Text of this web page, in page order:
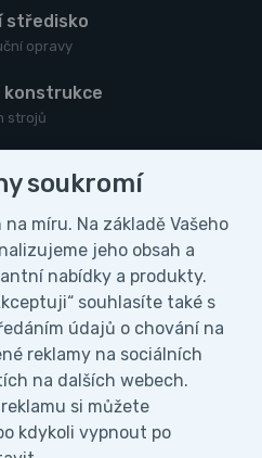
čerpání
naše firma ve
uzavřena. V
vyřizovat ani
objednávky
začneme
po našem návratu
středisko
opravy
konstrukce
strojů
CZK
Ochrana osobních údajů
soukromí
soukromí
míru. Na základě Vašeho
jeho obsah a
nabídky a produkty.
souhlasíte také s
údajů o chování na
reklamy na sociálních
na dalších webech.
si můžete
kdykoli vypnout po